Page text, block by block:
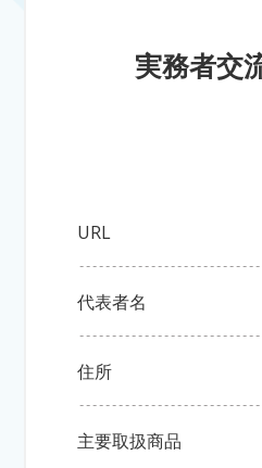
実務者交
URL
代表者名
住所
主要取扱商品